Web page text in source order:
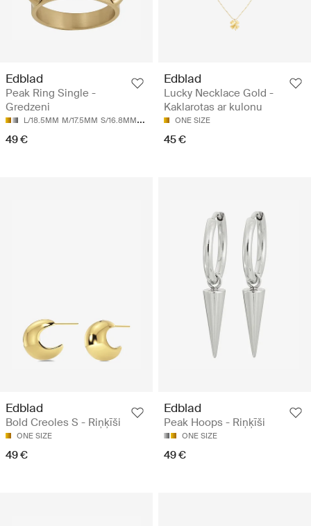
Edblad
Peak Ring Single -
Gredzeni
L/18.5MM M/17.5MM S/16.8MM XL/19.5MM XS/16.0MM
49 €
Edblad
Lucky Necklace Gold -
Kaklarotas ar kulonu
ONE SIZE
45 €
Edblad
Bold Creoles S - Riņķīši
ONE SIZE
49 €
Edblad
Peak Hoops - Riņķīši
ONE SIZE
49 €